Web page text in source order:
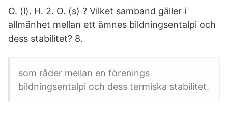
O. (l). H. 2. O. (s) ? Vilket samband gäller i
allmänhet mellan ett ämnes bildningsentalpi och
dess stabilitet? 8.
som råder mellan en förenings
bildningsentalpi och dess termiska stabilitet.